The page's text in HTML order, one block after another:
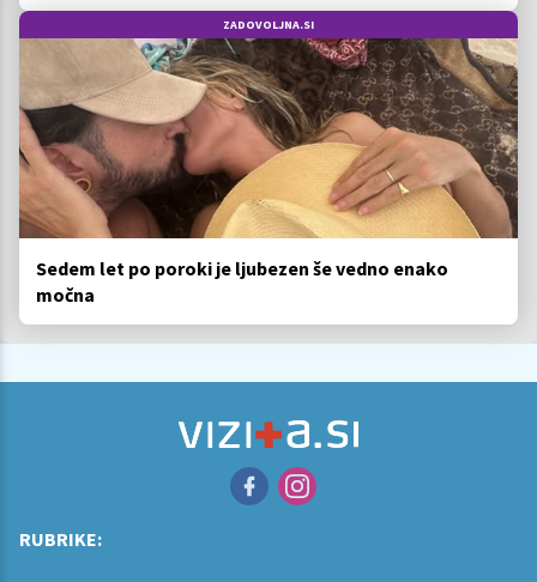
ZADOVOLJNA.SI
Sedem let po poroki je ljubezen še vedno enako
močna
RUBRIKE: